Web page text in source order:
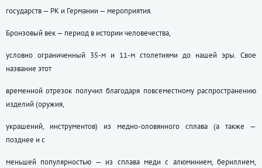
государств — РК и Германии — мероприятия.
Бронзовый век — период в истории человечества,
условно ограниченный 35-м и 11-м столетиями до нашей эры. Свое
название этот
временной отрезок получил благодаря повсеместному распространению
изделий (оружия,
украшений, инструментов) из медно-оловянного сплава (а также —
позднее и с
меньшей популярностью — из сплава меди с алюминием, бериллием,